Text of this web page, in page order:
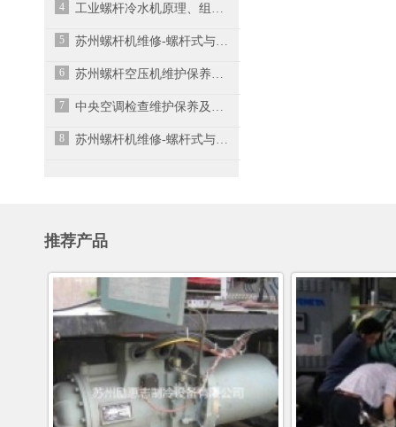
4 工业螺杆冷水机原理、组成与常见故障
5 苏州螺杆机维修-螺杆式与离心式冷水机组有什么
6 苏州螺杆空压机维护保养时这些问题需要了解
7 中央空调检查维护保养及预防
8 苏州螺杆机维修-螺杆式与离心式冷水机组有什么
推荐产品